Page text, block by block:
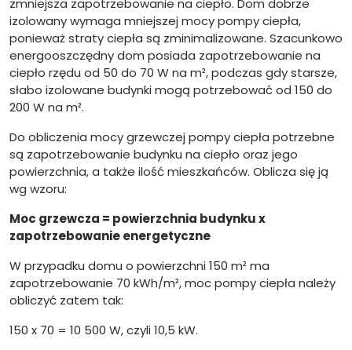
zmniejsza zapotrzebowanie na ciepło. Dom dobrze
izolowany wymaga mniejszej mocy pompy ciepła,
ponieważ straty ciepła są zminimalizowane. Szacunkowo
energooszczędny dom posiada zapotrzebowanie na
ciepło rzędu od 50 do 70 W na m², podczas gdy starsze,
słabo izolowane budynki mogą potrzebować od 150 do
200 W na m².
Do obliczenia mocy grzewczej pompy ciepła potrzebne
są zapotrzebowanie budynku na ciepło oraz jego
powierzchnia, a także ilość mieszkańców. Oblicza się ją
wg wzoru:
Moc grzewcza = powierzchnia budynku x
zapotrzebowanie energetyczne
W przypadku domu o powierzchni 150 m² ma
zapotrzebowanie 70 kWh/m², moc pompy ciepła należy
obliczyć zatem tak:
150 x 70 = 10 500 W, czyli 10,5 kW.